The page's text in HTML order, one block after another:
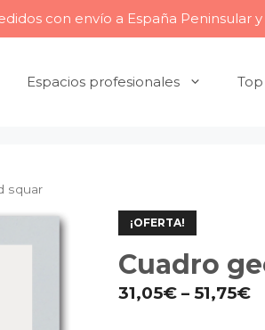
con envío a España Peninsular
Espacios profesionales
squar
¡OFERTA!
Cuadro
31,05€– 51,75€